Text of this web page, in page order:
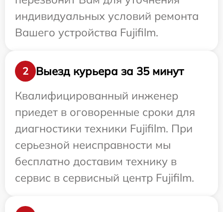
индивидуальных условий ремонта
Вашего устройства Fujifilm.
2
Выезд курьера за 35 минут
Квалифицированный инженер
приедет в оговоренные сроки для
диагностики техники Fujifilm. При
серьезной неисправности мы
бесплатно доставим технику в
сервис в сервисный центр Fujifilm.